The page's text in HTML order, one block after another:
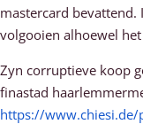
mastercard
volgooien alhoewel
Zyn corruptieve koop
finastad
https://